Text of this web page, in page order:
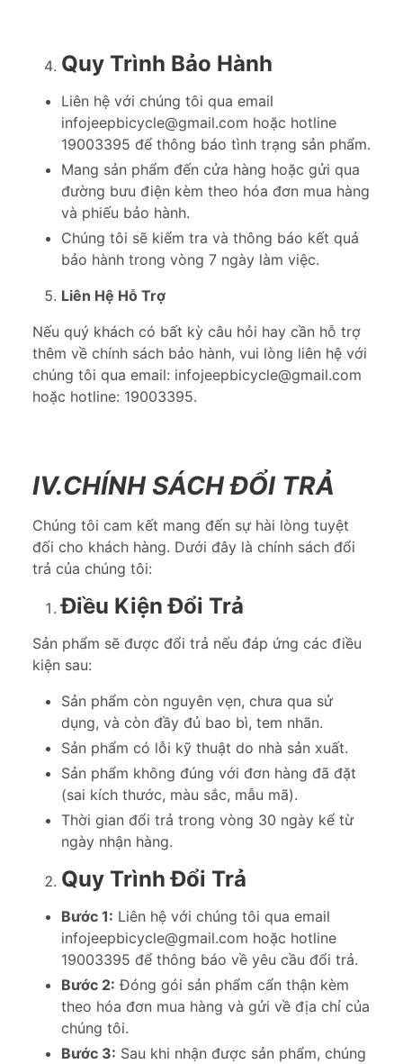
Quy Trình Bảo Hành
Liên hệ với chúng tôi qua email
infojeepbicycle@gmail.com hoặc hotline
19003395 để thông báo tình trạng sản phẩm.
Mang sản phẩm đến cửa hàng hoặc gửi qua
đường bưu điện kèm theo hóa đơn mua hàng
và phiếu bảo hành.
Chúng tôi sẽ kiểm tra và thông báo kết quả
bảo hành trong vòng 7 ngày làm việc.
Liên Hệ Hỗ Trợ
Nếu quý khách có bất kỳ câu hỏi hay cần hỗ trợ
thêm về chính sách bảo hành, vui lòng liên hệ với
chúng tôi qua email: infojeepbicycle@gmail.com
hoặc hotline: 19003395.
IV.CHÍNH SÁCH ĐỔI TRẢ
Chúng tôi cam kết mang đến sự hài lòng tuyệt
đối cho khách hàng. Dưới đây là chính sách đổi
trả của chúng tôi:
Điều Kiện Đổi Trả
Sản phẩm sẽ được đổi trả nếu đáp ứng các điều
kiện sau:
Sản phẩm còn nguyên vẹn, chưa qua sử
dụng, và còn đầy đủ bao bì, tem nhãn.
Sản phẩm có lỗi kỹ thuật do nhà sản xuất.
Sản phẩm không đúng với đơn hàng đã đặt
(sai kích thước, màu sắc, mẫu mã).
Thời gian đổi trả trong vòng 30 ngày kể từ
ngày nhận hàng.
Quy Trình Đổi Trả
Bước 1: Liên hệ với chúng tôi qua email
infojeepbicycle@gmail.com hoặc hotline
19003395 để thông báo về yêu cầu đổi trả.
Bước 2: Đóng gói sản phẩm cẩn thận kèm
theo hóa đơn mua hàng và gửi về địa chỉ của
chúng tôi.
Bước 3: Sau khi nhận được sản phẩm, chúng